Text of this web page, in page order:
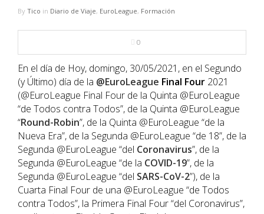
MULTIMEDIA
By Tico in Diario de Viaje, EuroLeague, Formación
0
En el día de Hoy, domingo, 30/05/2021, en el Segundo
(y Último) día de la @EuroLeague Final Four 2021
(@EuroLeague Final Four de la Quinta @EuroLeague
“de Todos contra Todos”, de la Quinta @EuroLeague
“Round-Robin”, de la Quinta @EuroLeague “de la
Nueva Era”, de la Segunda @EuroLeague “de 18”, de la
Segunda @EuroLeague “del Coronavirus”, de la
Segunda @EuroLeague “de la COVID-19”, de la
Segunda @EuroLeague “del SARS-CoV-2”), de la
Cuarta Final Four de una @EuroLeague “de Todos
contra Todos”, la Primera Final Four “del Coronavirus”,